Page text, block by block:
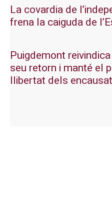
La covardia de
frena la caiguda de
Puigdemont
seu retorn i manté el
llibertat dels